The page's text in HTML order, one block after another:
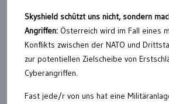
Skyshield schützt uns nicht, sondern
Angriffen: Österreich wird im Fall eines
Konflikts zwischen der NATO und
zur potentiellen Zielscheibe von
Cyberangriffen.
Fast jede/r von uns hat eine